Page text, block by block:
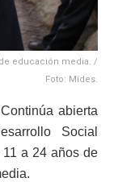
educación media. /
Foto: Mides.
abierta
Social
a 24 años de